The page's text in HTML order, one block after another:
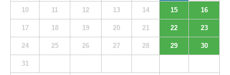
10 11 12 13 14 15 16
17 18 19 20 21 22 23
24 25 26 27 28 29 30
31